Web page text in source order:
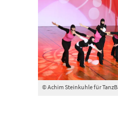
© Achim Steinkuhle für